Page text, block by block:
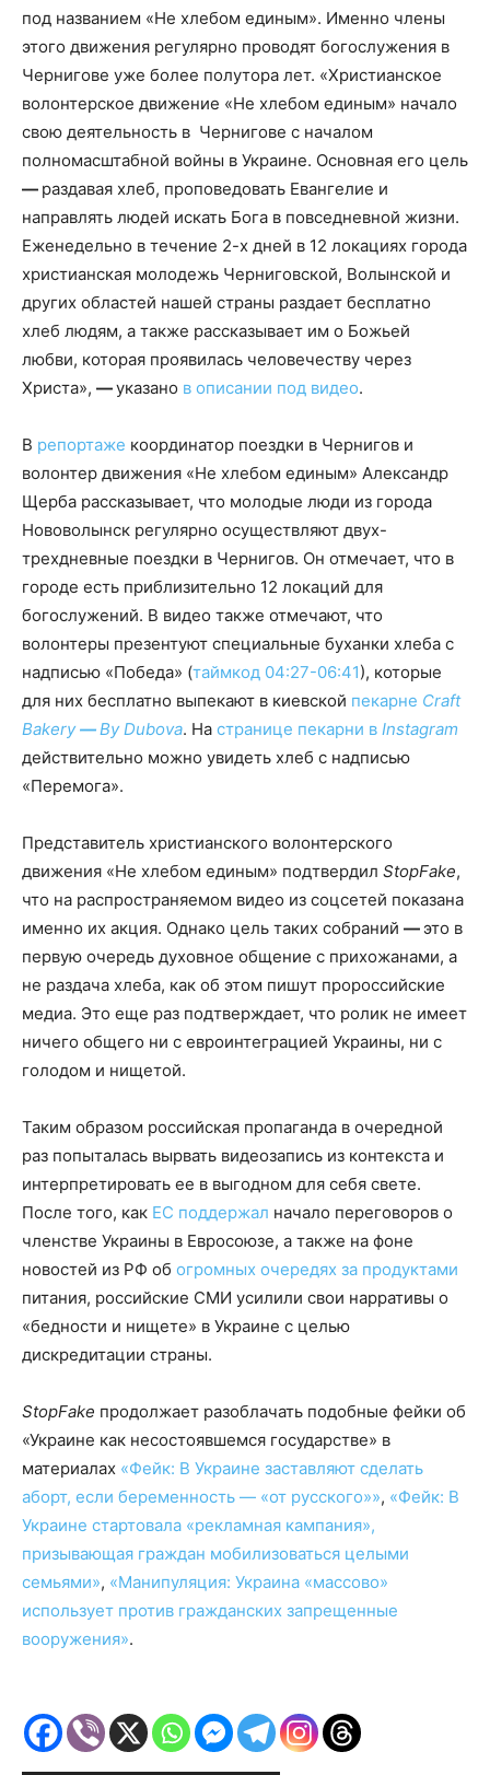
под названием «Не хлебом единым». Именно члены
этого движения регулярно проводят богослужения в
Чернигове уже более полутора лет. «Христианское
волонтерское движение «Не хлебом единым» начало
свою деятельность в Чернигове с началом
полномасштабной войны в Украине. Основная его цель
— раздавая хлеб, проповедовать Евангелие и
направлять людей искать Бога в повседневной жизни.
Еженедельно в течение 2-х дней в 12 локациях города
христианская молодежь Черниговской, Волынской и
других областей нашей страны раздает бесплатно
хлеб людям, а также рассказывает им о Божьей
любви, которая проявилась человечеству через
Христа», —указано в описании под видео.
В репортаже координатор поездки в Чернигов и
волонтер движения «Не хлебом единым» Александр
Щерба рассказывает, что молодые люди из города
Нововолынск регулярно осуществляют двух-
трехдневные поездки в Чернигов. Он отмечает, что в
городе есть приблизительно 12 локаций для
богослужений. В видео также отмечают, что
волонтеры презентуют специальные буханки хлеба с
надписью «Победа» (таймкод 04:27-06:41), которые
для них бесплатно выпекают в киевской пекарне Craft
Bakery—By Dubova. На странице пекарни в Instagram
действительно можно увидеть хлеб с надписью
«Перемога».
Представитель христианского волонтерского
движения «Не хлебом единым» подтвердил StopFake,
что на распространяемом видео из соцсетей показана
именно их акция. Однако цель таких собраний —это в
первую очередь духовное общение с прихожанами, а
не раздача хлеба, как об этом пишут пророссийские
медиа. Это еще раз подтверждает, что ролик не имеет
ничего общего ни с евроинтеграцией Украины, ни с
голодом и нищетой.
Таким образом российская пропаганда в очередной
раз попыталась вырвать видеозапись из контекста и
интерпретировать ее в выгодном для себя свете.
После того, как ЕС поддержал начало переговоров о
членстве Украины в Евросоюзе, а также на фоне
новостей из РФ об огромных очередях за продуктами
питания, российские СМИ усилили свои нарративы о
«бедности и нищете» в Украине с целью
дискредитации страны.
StopFake продолжает разоблачать подобные фейки об
«Украине как несостоявшемся государстве» в
материалах «Фейк: В Украине заставляют сделать
аборт, если беременность — «от русского»», «Фейк: В
Украине стартовала «рекламная кампания»,
призывающая граждан мобилизоваться целыми
семьями», «Манипуляция: Украина «массово»
использует против гражданских запрещенные
вооружения».